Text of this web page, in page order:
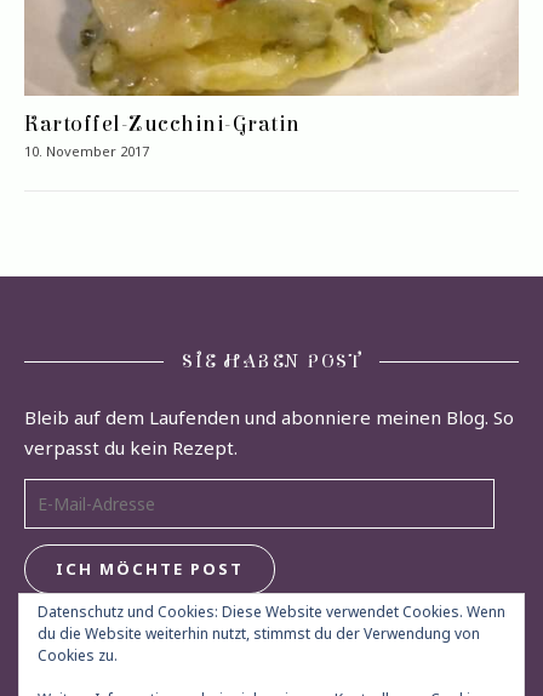
Kartoffel-Zucchini-Gratin
10. November 2017
SIE HABEN POST
Bleib auf dem Laufenden und abonniere meinen Blog. So
verpasst du kein Rezept.
E-Mail-Adresse
ICH MÖCHTE POST
Datenschutz und Cookies: Diese Website verwendet Cookies. Wenn
du die Website weiterhin nutzt, stimmst du der Verwendung von
Cookies zu.